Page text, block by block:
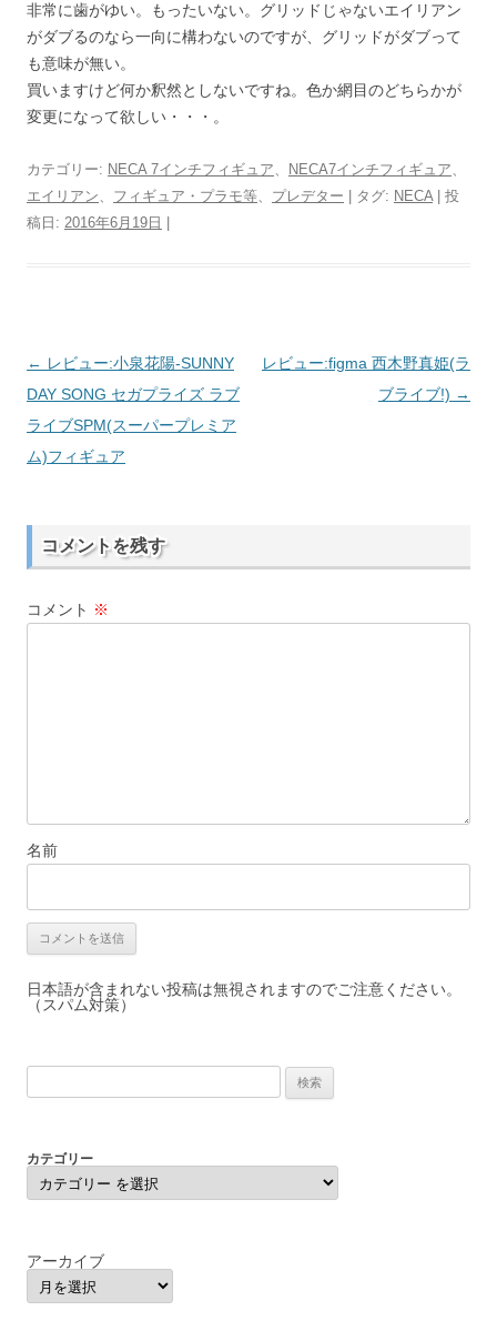
非常に歯がゆい。もったいない。グリッドじゃないエイリアン
がダブるのなら一向に構わないのですが、グリッドがダブって
も意味が無い。
買いますけど何か釈然としないですね。色か網目のどちらかが
変更になって欲しい・・・。
カテゴリー: NECA 7インチフィギュア、 NECA7インチフィギュア、
エイリアン、 フィギュア・プラモ等、 プレデター | タグ: NECA| 投
稿日: 2016年6月19日
投
稿
ナ
ビ
シ
ン
← レビュー:小泉花陽-SUNNY
DAY SONG セガプライズ ラブ
ライブSPM(スーパープレミア
ム)フィギュア
レビュー:figma 西木野真姫(ラ
ブライブ!) →
コメントを残す
コメント ※
名前
日本語が含まれない投稿は無視されますのでご注意ください。
（スパム対策）
カテゴリー
アーカイブ